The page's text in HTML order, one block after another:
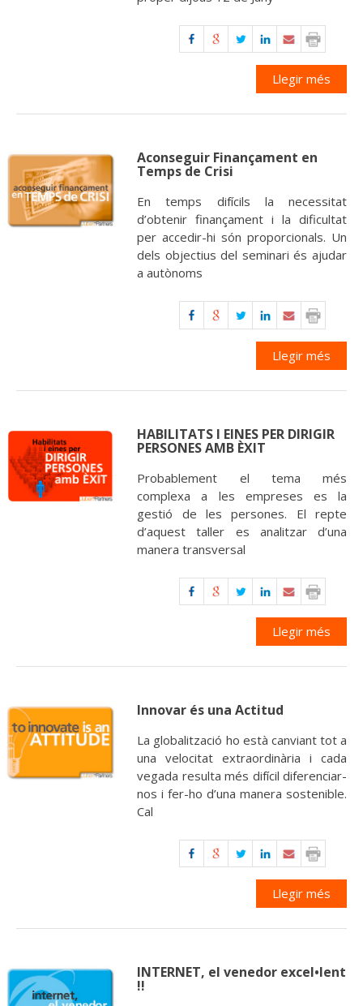
Llegir més
Aconseguir Finançament en
Temps de Crisi
En temps difícils la necessitat
d’obtenir finançament i la dificultat
per accedir-hi són proporcionals. Un
dels objectius del seminari és ajudar
a autònoms
Llegir més
HABILITATS I EINES PER DIRIGIR
PERSONES AMB ÈXIT
Probablement el tema més
complexa a les empreses es la
gestió de les persones. El repte
d’aquest taller es analitzar d’una
manera transversal
Llegir més
Innovar és una Actitud
La globalització ho està canviant tot a
una velocitat extraordinària i cada
vegada resulta més difícil diferenciar-
nos i fer-ho d’una manera sostenible.
Cal
Llegir més
INTERNET, el venedor excel•lent
!!